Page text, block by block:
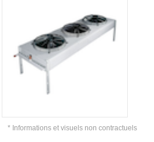
* Informations et visuels non contractuels